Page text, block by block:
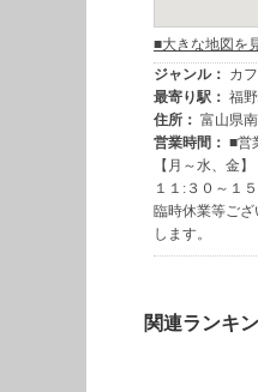
関連ランキ